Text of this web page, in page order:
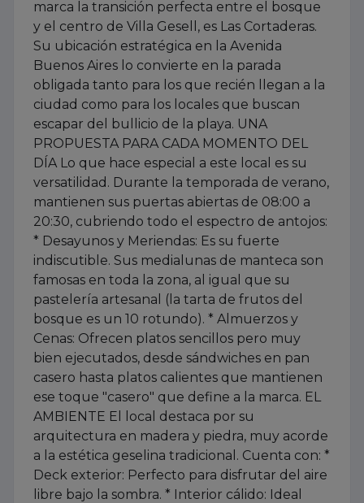
marca la transición perfecta entre el bosque
y el centro de Villa Gesell, es Las Cortaderas.
Su ubicación estratégica en la Avenida
Buenos Aires lo convierte en la parada
obligada tanto para los que recién llegan a la
ciudad como para los locales que buscan
escapar del bullicio de la playa. UNA
PROPUESTA PARA CADA MOMENTO DEL
DÍA Lo que hace especial a este local es su
versatilidad. Durante la temporada de verano,
mantienen sus puertas abiertas de 08:00 a
20:30, cubriendo todo el espectro de antojos:
* Desayunos y Meriendas: Es su fuerte
indiscutible. Sus medialunas de manteca son
famosas en toda la zona, al igual que su
pastelería artesanal (la tarta de frutos del
bosque es un 10 rotundo). * Almuerzos y
Cenas: Ofrecen platos sencillos pero muy
bien ejecutados, desde sándwiches en pan
casero hasta platos calientes que mantienen
ese toque "casero" que define a la marca. EL
AMBIENTE El local destaca por su
arquitectura en madera y piedra, muy acorde
a la estética geselina tradicional. Cuenta con: *
Deck exterior: Perfecto para disfrutar del aire
libre bajo la sombra. * Interior cálido: Ideal